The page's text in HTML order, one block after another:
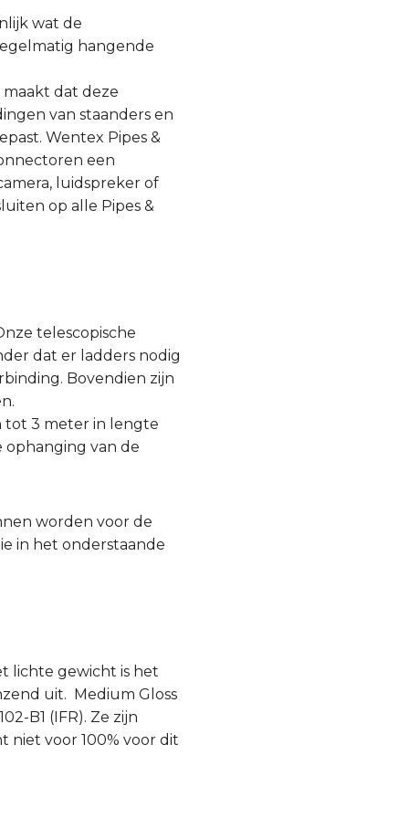
wat de
hangende
dat deze
van staanders en
Wentex Pipes &
een
luidspreker of
op alle Pipes &
telescopische
dat er ladders nodig
Bovendien zijn
tot 3 meter in lengte
van de
worden voor de
in het onderstaande
lichte gewicht is het
uit. Medium Gloss
B1 (IFR). Ze zijn
niet voor 100% voor dit